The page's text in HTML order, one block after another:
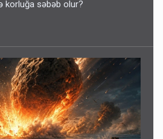
korluğa səbəb olur?